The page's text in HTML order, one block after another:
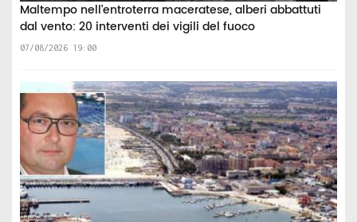
Maltempo nell’entroterra maceratese, alberi abbattuti
dal vento: 20 interventi dei vigili del fuoco
07/08/2026 19:00